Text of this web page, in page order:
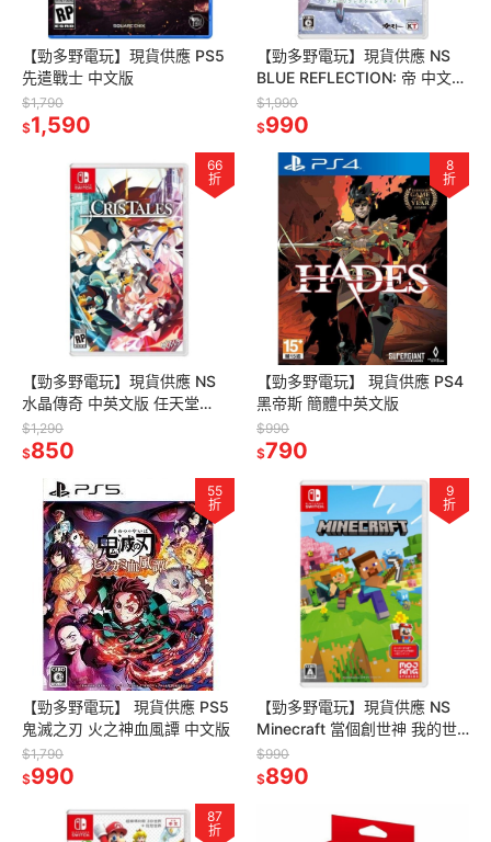
【勁多野電玩】現貨供應 PS5
先遣戰士 中文版
$1,790
$1,590
【勁多野電玩】現貨供應 NS
BLUE REFLECTION: 帝 中文一
般版 任天堂 Switch遊戲
$1,990
$990
66
折
【勁多野電玩】現貨供應 NS
水晶傳奇 中英文版 任天堂
Switch遊戲
$1,290
$850
8
折
【勁多野電玩】 現貨供應 PS4
⿊帝斯 簡體中英文版
$990
$790
55
折
【勁多野電玩】 現貨供應 PS5
鬼滅之刃 火之神血風譚 中文版
$1,790
$990
9
折
【勁多野電玩】現貨供應 NS
Minecraft 當個創世神 我的世
界 純日版 任天堂 Switch遊戲
$990
$890
87
折